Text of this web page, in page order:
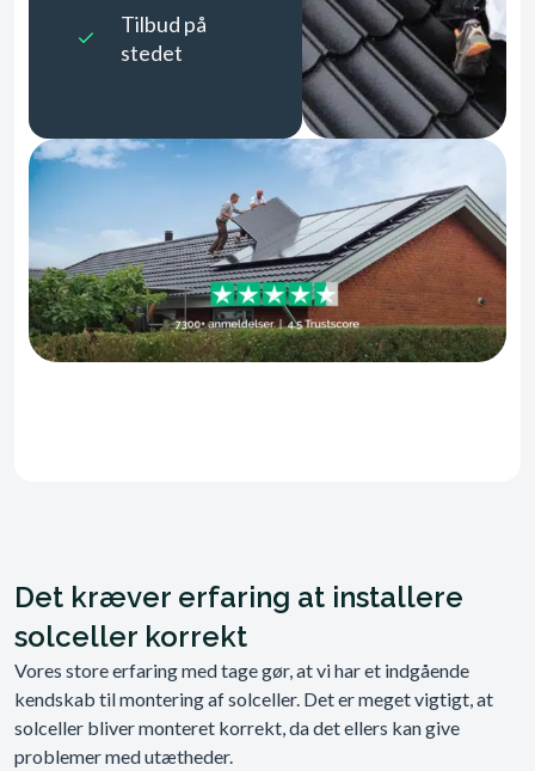
Tilbud på
stedet
Det kræver erfaring at installere
solceller korrekt
Vores store erfaring med tage gør, at vi har et indgående
kendskab til montering af solceller. Det er meget vigtigt, at
solceller bliver monteret korrekt, da det ellers kan give
problemer med utætheder.